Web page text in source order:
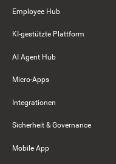
Employee Hub
KI-gestützte Plattform
AI Agent Hub
Micro-Apps
Integrationen
Sicherheit & Governance
Mobile App